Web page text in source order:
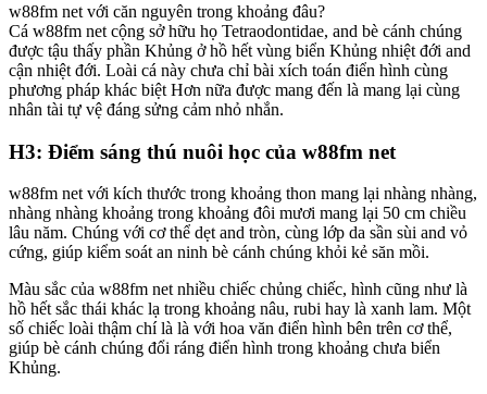
w88fm net với căn nguyên trong khoảng đâu?
Cá w88fm net cộng sở hữu họ Tetraodontidae, and bè cánh chúng
được tậu thấy phần Khủng ở hồ hết vùng biển Khủng nhiệt đới and
cận nhiệt đới. Loài cá này chưa chỉ bài xích toán điển hình cùng
phương pháp khác biệt Hơn nữa được mang đến là mang lại cùng
nhân tài tự vệ đáng sửng cảm nhỏ nhắn.
H3: Điểm sáng thú nuôi học của w88fm net
w88fm net với kích thước trong khoảng thon mang lại nhàng nhàng,
nhàng nhàng khoảng trong khoảng đôi mươi mang lại 50 cm chiều
lâu năm. Chúng với cơ thể dẹt and tròn, cùng lớp da sần sùi and vỏ
cứng, giúp kiểm soát an ninh bè cánh chúng khỏi kẻ săn mồi.
Màu sắc của w88fm net nhiều chiếc chủng chiếc, hình cũng như là
hồ hết sắc thái khác lạ trong khoảng nâu, rubi hay là xanh lam. Một
số chiếc loài thậm chí là là với hoa văn điển hình bên trên cơ thể,
giúp bè cánh chúng đổi ráng điển hình trong khoảng chưa biển
Khủng.